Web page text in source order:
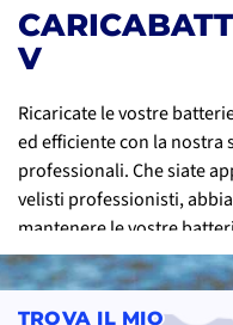
V
Ricaricate le vostre
ed efficiente con la nostra
professionali. Che siate
velisti professionisti,
mantenere le vostre
prolungarne la durata.
alta qualità, dotati della
garantire una ricarica
TROVA IL MIO